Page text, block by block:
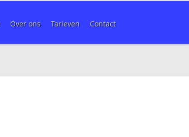
Over ons Tarieven Contact